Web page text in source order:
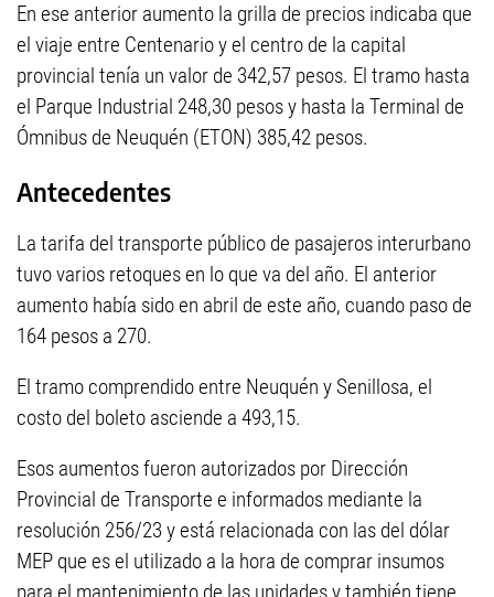
En ese anterior aumento la grilla de precios indicaba que
el viaje entre Centenario y el centro de la capital
provincial tenía un valor de 342,57 pesos. El tramo hasta
el Parque Industrial 248,30 pesos y hasta la Terminal de
Ómnibus de Neuquén (ETON) 385,42 pesos.
Antecedentes
La tarifa del transporte público de pasajeros interurbano
tuvo varios retoques en lo que va del año. El anterior
aumento había sido en abril de este año, cuando paso de
164 pesos a 270.
El tramo comprendido entre Neuquén y Senillosa, el
costo del boleto asciende a 493,15.
Esos aumentos fueron autorizados por Dirección
Provincial de Transporte e informados mediante la
resolución 256/23 y está relacionada con las del dólar
MEP que es el utilizado a la hora de comprar insumos